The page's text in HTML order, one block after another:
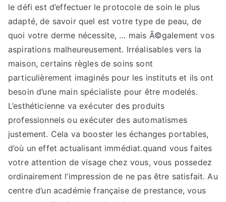
le défi est d’effectuer le protocole de soin le plus
adapté, de savoir quel est votre type de peau, de
quoi votre derme nécessite, … mais Ã©galement vos
aspirations malheureusement. Irréalisables vers la
maison, certains règles de soins sont
particulièrement imaginés pour les instituts et ils ont
besoin d’une main spécialiste pour être modelés.
L’esthéticienne va exécuter des produits
professionnels ou exécuter des automatismes
justement. Cela va booster les échanges portables,
d’où un effet actualisant immédiat.quand vous faites
votre attention de visage chez vous, vous possedez
ordinairement l’impression de ne pas être satisfait. Au
centre d’un académie française de prestance, vous